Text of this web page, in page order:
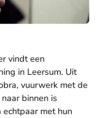
vindt een
in Leersum. Uit
vuurwerk met de
binnen is
met hun